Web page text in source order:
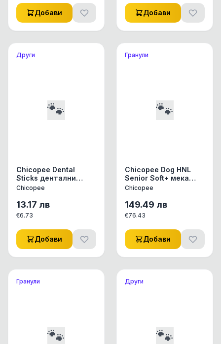
Добави Добави
Други
🐾
Chicopee Dental
Sticks дентални
пръчици с ябълки,
евкалипт, 300 г
Chicopee
13.17 лв
€6.73
Добави
Гранули
🐾
Chicopee Dog HNL
Senior Soft+ мека
гранула за възрастни
картофи, 12кг
Chicopee
149.49 лв
€76.43
Добави
Гранули
🐾
Други
🐾